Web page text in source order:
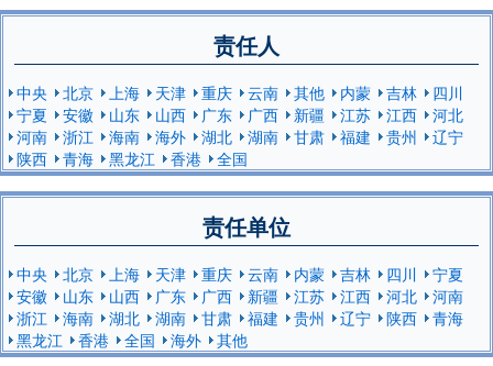
责任人
中央 北京 上海 天津 重庆 云南 其他 内蒙 吉林
四川
宁夏
安徽 山东 山西 广东 广西 新疆 江苏 江西
河北
河南
浙江 海南 海外 湖北 湖南 甘肃 福建 贵州
辽宁
陕西
青海 黑龙江 香港 全国
责任单位
中央 北京 上海 天津 重庆 云南 内蒙 吉林 四川
宁夏
安徽
山东 山西 广东 广西 新疆 江苏 江西 河北
河南
浙江
海南 湖北 湖南 甘肃 福建 贵州 辽宁 陕西
青海
黑龙江
香港 全国 海外 其他